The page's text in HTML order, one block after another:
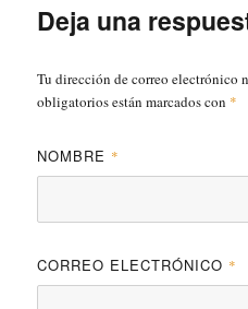
Deja una
Tu dirección de correo electrónico
obligatorios están marcados con *
NOMBRE *
CORREO ELECTRÓNICO *